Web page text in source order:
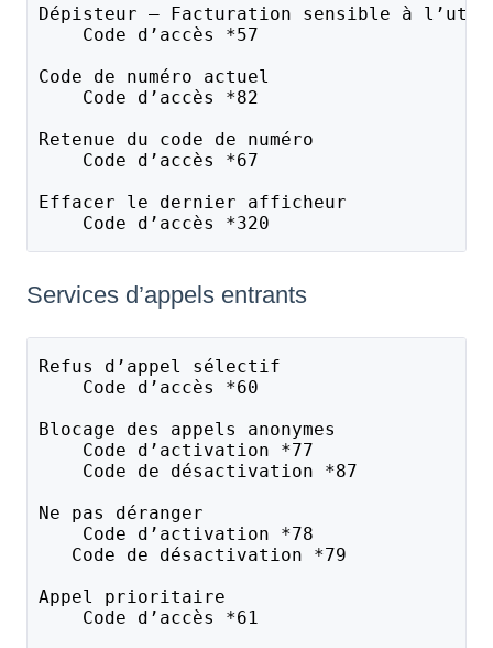
Dépisteur – Facturation sensible à
    Code d’accès *57
Code de numéro actuel
    Code d’accès *82
Retenue du code de numéro
    Code d’accès *67
Effacer le dernier afficheur
    Code d’accès *320
Services d’appels entrants
Refus d’appel sélectif
    Code d’accès *60
Blocage des appels anonymes
    Code d’activation *77
    Code de désactivation *87
Ne pas déranger
    Code d’activation *78
   Code de désactivation *79
Appel prioritaire
    Code d’accès *61